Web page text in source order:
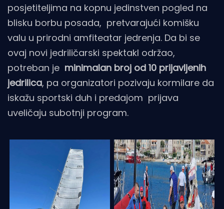
posjetiteljima na kopnu jedinstven pogled na
blisku borbu posada, pretvarajući komišku
valu u prirodni amfiteatar jedrenja. Da bi se
ovaj novi jedriličarski spektakl održao,
potreban je minimalan broj od 10 prijavljenih
jedrilica, pa organizatori pozivaju kormilare da
iskažu sportski duh i predajom prijava
uveličaju subotnji program.